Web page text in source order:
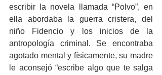
escribir la novela llamada “Polvo”, en
ella abordaba la guerra cristera, del
niño Fidencio y los inicios de la
antropología criminal. Se encontraba
agotado mental y físicamente, su madre
le aconsejó “escribe algo que te salga